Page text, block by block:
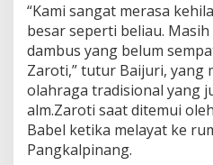
“Kami sangat merasa
besar seperti beliau.
dambus yang belum
Zaroti,” tutur Baijuri, yang
olahraga tradisional yang
alm.Zaroti saat ditemui
Babel ketika melayat ke
Pangkalpinang.